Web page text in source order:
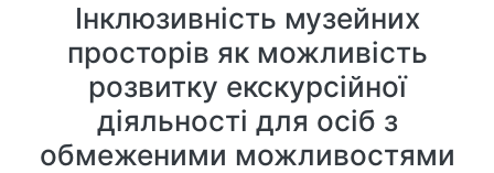
Інклюзивність музейних
просторів як можливість
розвитку екскурсійної
діяльності для осіб з
обмеженими можливостями